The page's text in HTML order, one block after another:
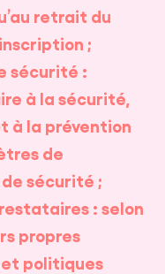
retrait du
;
sécurité :
à la sécurité,
à la prévention
de
sécurité ;
: selon
propres
politiques